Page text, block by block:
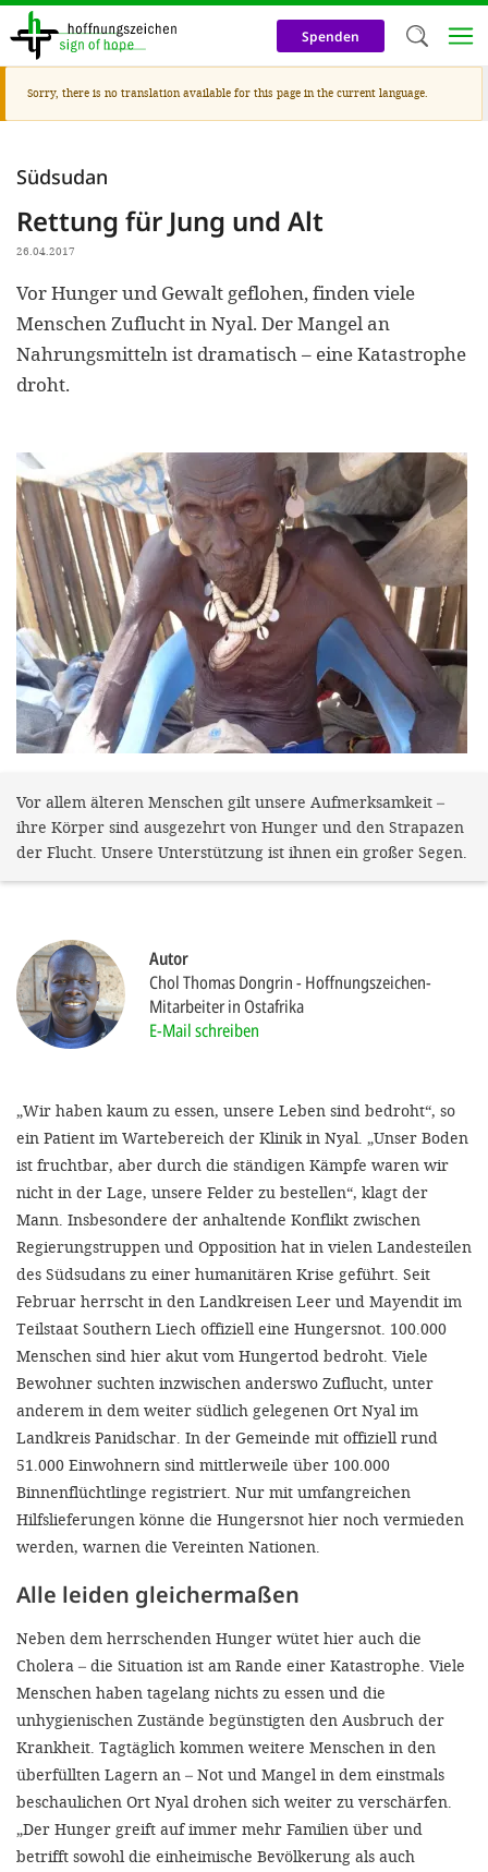
Direkt
zum
Inhalt
Spenden
Warnmeldung
Sorry, there is no translation available for this page in the current language.
Südsudan
Rettung für Jung und Alt
26.04.2017
Vor Hunger und Gewalt geflohen, finden viele
Menschen Zuflucht in Nyal. Der Mangel an
Nahrungsmitteln ist dramatisch – eine Katastrophe
droht.
Vor allem älteren Menschen gilt unsere Aufmerksamkeit –
ihre Körper sind ausgezehrt von Hunger und den Strapazen
der Flucht. Unsere Unterstützung ist ihnen ein großer Segen.
Autor
Chol Thomas Dongrin Hoffnungszeichen-
Mitarbeiter in Ostafrika
E-Mail schreiben
„Wir haben kaum zu essen, unsere Leben sind bedroht“, so
ein Patient im Wartebereich der Klinik in Nyal. „Unser Boden
ist fruchtbar, aber durch die ständigen Kämpfe waren wir
nicht in der Lage, unsere Felder zu bestellen“, klagt der
Mann. Insbesondere der anhaltende Konflikt zwischen
Regierungstruppen und Opposition hat in vielen Landesteilen
des Südsudans zu einer humanitären Krise geführt. Seit
Februar herrscht in den Landkreisen Leer und Mayendit im
Teilstaat Southern Liech offiziell eine Hungersnot. 100.000
Menschen sind hier akut vom Hungertod bedroht. Viele
Bewohner suchten inzwischen anderswo Zuflucht, unter
anderem in dem weiter südlich gelegenen Ort Nyal im
Landkreis Panidschar. In der Gemeinde mit offiziell rund
51.000 Einwohnern sind mittlerweile über 100.000
Binnenflüchtlinge registriert. Nur mit umfangreichen
Hilfslieferungen könne die Hungersnot hier noch vermieden
werden, warnen die Vereinten Nationen.
Alle leiden gleichermaßen
Neben dem herrschenden Hunger wütet hier auch die
Cholera – die Situation ist am Rande einer Katastrophe. Viele
Menschen haben tagelang nichts zu essen und die
unhygienischen Zustände begünstigten den Ausbruch der
Krankheit. Tagtäglich kommen weitere Menschen in den
überfüllten Lagern an – Not und Mangel in dem einstmals
beschaulichen Ort Nyal drohen sich weiter zu verschärfen.
„Der Hunger greift auf immer mehr Familien über und
betrifft sowohl die einheimische Bevölkerung als auch
nutzen
Cookies zu
und
gewinnen.
den
'Cookie-
ALLEN